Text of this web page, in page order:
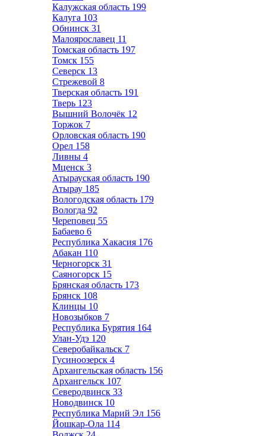
Калужская область 199
Калуга 103
Обнинск 31
Малоярославец 11
Томская область 197
Томск 155
Северск 13
Стрежевой 8
Тверская область 191
Тверь 123
Вышний Волочёк 12
Торжок 7
Орловская область 190
Орел 158
Ливны 4
Мценск 3
Атырауская область 190
Атырау 185
Вологодская область 179
Вологда 92
Череповец 55
Бабаево 6
Республика Хакасия 176
Абакан 110
Черногорск 31
Саяногорск 15
Брянская область 173
Брянск 108
Клинцы 10
Новозыбков 7
Республика Бурятия 164
Улан-Удэ 120
Северобайкальск 7
Гусиноозерск 4
Архангельская область 156
Архангельск 107
Северодвинск 33
Новодвинск 10
Республика Марий Эл 156
Йошкар-Ола 114